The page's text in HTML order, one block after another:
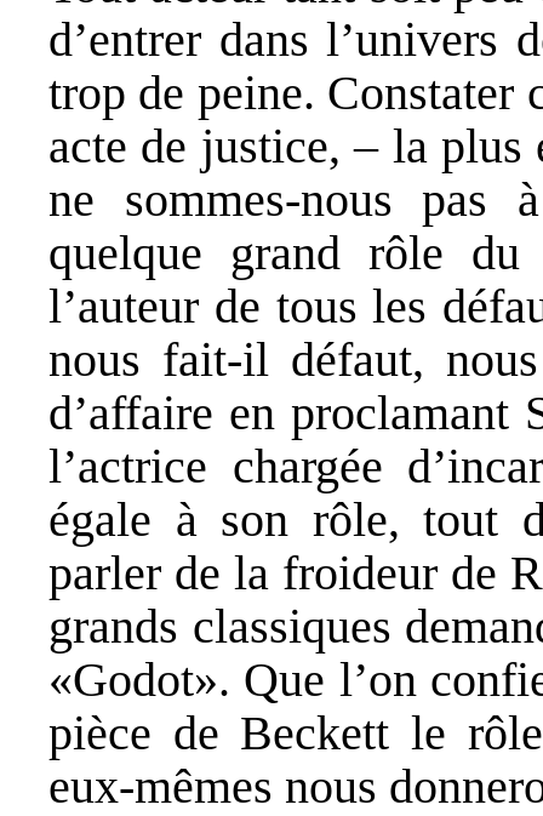
d’entrer dans l’univers
trop de peine. Constater
acte de justice, – la
ne sommes-nous pas
quelque grand rôle du
l’auteur de tous les
nous fait-il défaut,
d’affaire en proclamant
l’actrice chargée
égale à son rôle, tout
parler de la froideur de
grands classiques
«Godot». Que l’on
pièce de Beckett le
eux-mêmes nous